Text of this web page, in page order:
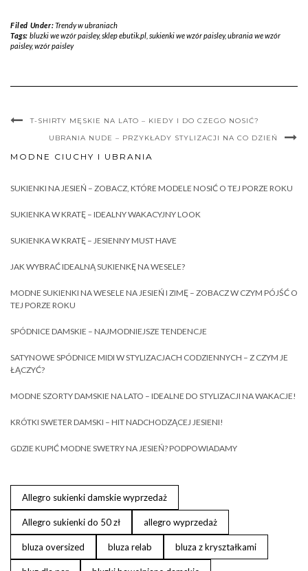
Filed Under:Trendy w ubraniach
Tags: bluzki we wzór paisley,sklep ebutik.pl, sukienki we wzór paisley,ubrania we wzór
paisley,wzór paisley
T-SHIRTY MĘSKIE NA LATO – KIEDY I DO CZEGO NOSIĆ?
UBRANIA NUDE – PRZYKŁADY STYLIZACJI NA CO DZIEŃ
MODNE CIUCHY I UBRANIA
SUKIENKI NA JESIEŃ – ZOBACZ, KTÓRE MODELE NOSIĆ O TEJ PORZE ROKU
SUKIENKA W KRATĘ – IDEALNY WAKACYJNY LOOK
SUKIENKA W KRATĘ – JESIENNY MUST HAVE
JAK WYBRAĆ IDEALNĄ SUKIENKĘ NA WESELE?
MODNE SUKIENKI NA WESELE NA JESIEŃ I ZIMĘ – ZOBACZ W CZYM PÓJŚĆ O
TEJ PORZE ROKU
SPÓDNICE DAMSKIE – NAJMODNIEJSZE TENDENCJE
SATYNOWE SPÓDNICE MIDI W STYLIZACJACH CODZIENNYCH – Z CZYM JE
ŁĄCZYĆ?
MODNE SZORTY DAMSKIE NA LATO – IDEALNE DO STYLIZACJI NA WAKACJE!
KRÓTKI SWETER DAMSKI – HIT NADCHODZĄCEJ JESIENI!
GDZIE KUPIĆ MODNE SWETRY NA JESIEŃ? PODPOWIADAMY
Allegro sukienki damskie wyprzedaż
Allegro sukienki do 50 zł allegro wyprzedaż
bluza oversized bluza relab bluza z kryształkami